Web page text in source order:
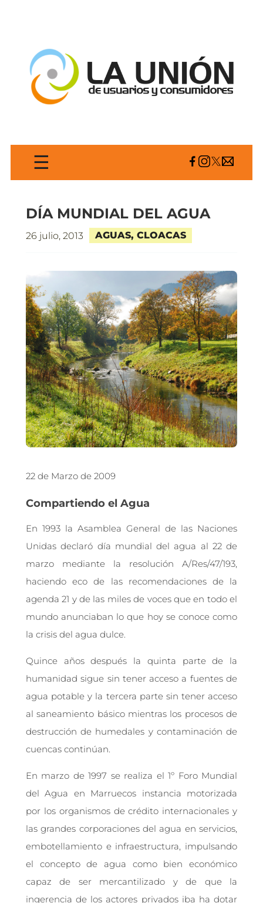
☰
DÍA MUNDIAL DEL AGUA
26 julio, 2013 AGUAS, CLOACAS
22 de Marzo de 2009
Compartiendo el Agua
En 1993 la Asamblea General de las Naciones
Unidas declaró día mundial del agua al 22 de
marzo mediante la resolución A/Res/47/193,
haciendo eco de las recomendaciones de la
agenda 21 y de las miles de voces que en todo el
mundo anunciaban lo que hoy se conoce como
la crisis del agua dulce.
Quince años después la quinta parte de la
humanidad sigue sin tener acceso a fuentes de
agua potable y la tercera parte sin tener acceso
al saneamiento básico mientras los procesos de
destrucción de humedales y contaminación de
cuencas continúan.
En marzo de 1997 se realiza el 1º Foro Mundial
del Agua en Marruecos instancia motorizada
por los organismos de crédito internacionales y
las grandes corporaciones del agua en servicios,
embotellamiento e infraestructura, impulsando
el concepto de agua como bien económico
capaz de ser mercantilizado y de que la
ingerencia de los actores privados iba ha dotar